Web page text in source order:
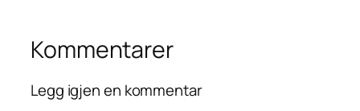
Kommentarer
Legg igjen en kommentar